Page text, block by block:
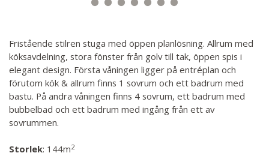
Fristående stilren stuga med öppen planlösning. Allrum med
köksavdelning, stora fönster från golv till tak, öppen spis i
elegant design. Första våningen ligger på entréplan och
förutom kök & allrum finns 1 sovrum och ett badrum med
bastu. På andra våningen finns 4 sovrum, ett badrum med
bubbelbad och ett badrum med ingång från ett av
sovrummen.
Storlek: 144m2